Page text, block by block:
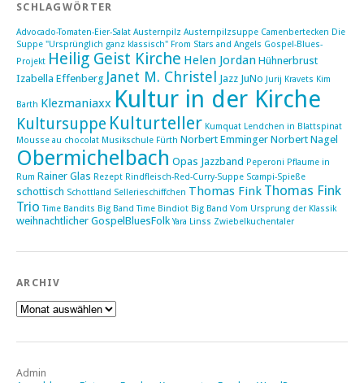
SCHLAGWÖRTER
Advocado-Tomaten-Eier-Salat Austernpilz Austernpilzsuppe Camenbertecken Die
Suppe "Ursprünglich ganz klassisch" From Stars and Angels Gospel-Blues-
Projekt Heilig Geist Kirche Helen Jordan Hühnerbrust
Izabella Effenberg Janet M. Christel Jazz JuNo Jurij Kravets Kim
Barth Klezmaniaxx Kultur in der Kirche
Kultursuppe Kulturteller Kumquat Lendchen in Blattspinat
Mousse au chocolat Musikschule Fürth Norbert Emminger Norbert Nagel
Obermichelbach Opas Jazzband Peperoni Pflaume in
Rum Rainer Glas Rezept Rindfleisch-Red-Curry-Suppe Scampi-Spieße
schottisch Schottland Sellerieschiffchen Thomas Fink Thomas Fink
Trio Time Bandits Big Band Time Bindiot Big Band Vom Ursprung der Klassik
weihnachtlicher GospelBluesFolk Yara Linss Zwiebelkuchentaler
ARCHIV
Archiv
Admin